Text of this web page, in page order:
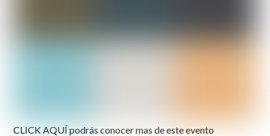
CLICK AQUÍ podrás conocer mas de este evento